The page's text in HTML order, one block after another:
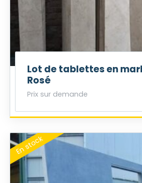
Lot de tablettes en
Rosé
Prix sur demande